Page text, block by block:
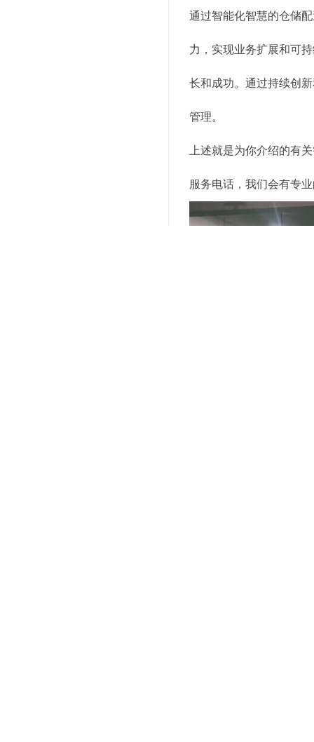
通过智能化智慧的仓储
力，实现业务扩展和可
长和成功。通过持续创
管理。
上述就是为你介绍的有
服务电话，我们会有专